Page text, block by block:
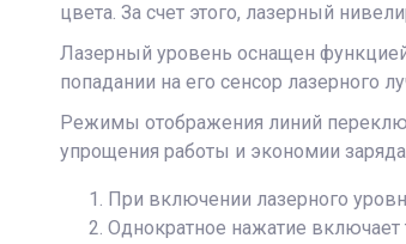
цвета. За счет этого, лазерный
Лазерный уровень оснащен
попадании на его сенсор лазерного
Режимы отображения линий
упрощения работы и экономии
При включении лазерного
Однократное нажатие включает